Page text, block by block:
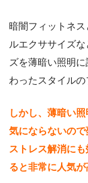
暗闇フィットネ
ルエクササイズ
ズを薄暗い照明
わったスタイルの
しかし、薄暗い
気にならないので
ストレス解消に
ると非常に人気が